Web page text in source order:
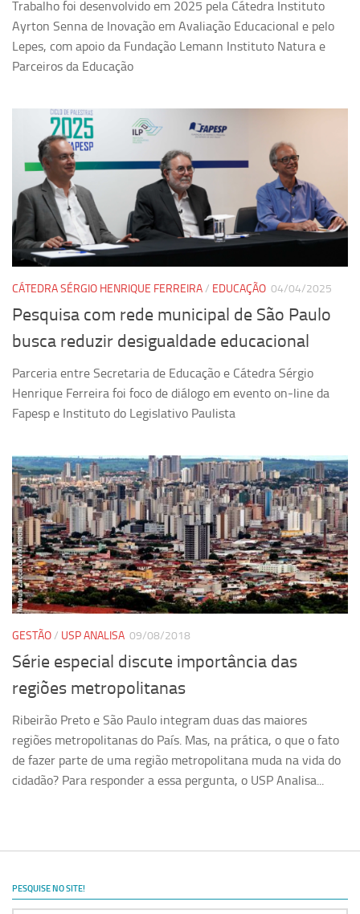
Criminologia Experimental e Segurança Pública
Direito e Tecnologia (Tech Law)
Grupo de Pesquisa GPUBLIC – Centro de Estudos em Gestão
e Políticas Públicas Contemporâneas
Ano Sabático
Daniel Domingues dos Santos
Programas Ano Sabático Encerrados
Cíntia Rosa Pereira de Lima
Cristina Godoy Bernardo de Oliveira (FDRP)
Fabiana Cristina Severi (FDRP)
Fernando de Lima Caneppele
Geciane Silveira Porto
Maria Paula Costa Bertran
Professor Sênior
Professores Seniores Encerrados
Polo Ribeirão Preto
Equipe
Estrutura do polo
Espaço de Eventos
Projetos
Ciência com Pipoca
Ciência Por Elas
Pint of Science
União Pró-Vacina
USP Analisa
Publicações
Clipping
Revista Estudos Avançados
Espaço Cultural
Trabalho foi desenvolvido em 2025 pela Cátedra Instituto
Ayrton Senna de Inovação em Avaliação Educacional e pelo
Lepes, com apoio da Fundação Lemann Instituto Natura e
Parceiros da Educação
CÁTEDRA SÉRGIO HENRIQUE FERREIRA/ EDUCAÇÃO 04/04/2025
Pesquisa com rede municipal de São Paulo
busca reduzir desigualdade educacional
Parceria entre Secretaria de Educação e Cátedra Sérgio
Henrique Ferreira foi foco de diálogo em evento on-line da
Fapesp e Instituto do Legislativo Paulista
GESTÃO/ USP ANALISA 09/08/2018
Série especial discute importância das
regiões metropolitanas
Ribeirão Preto e São Paulo integram duas das maiores
regiões metropolitanas do País. Mas, na prática, o que o fato
de fazer parte de uma região metropolitana muda na vida do
cidadão? Para responder a essa pergunta, o USP Analisa...
PESQUISE NO SITE!